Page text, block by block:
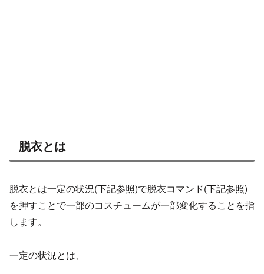
脱衣とは
脱衣とは一定の状況(下記参照)で脱衣コマンド(下記参照)
を押すことで一部のコスチュームが一部変化することを指
します。
一定の状況とは、